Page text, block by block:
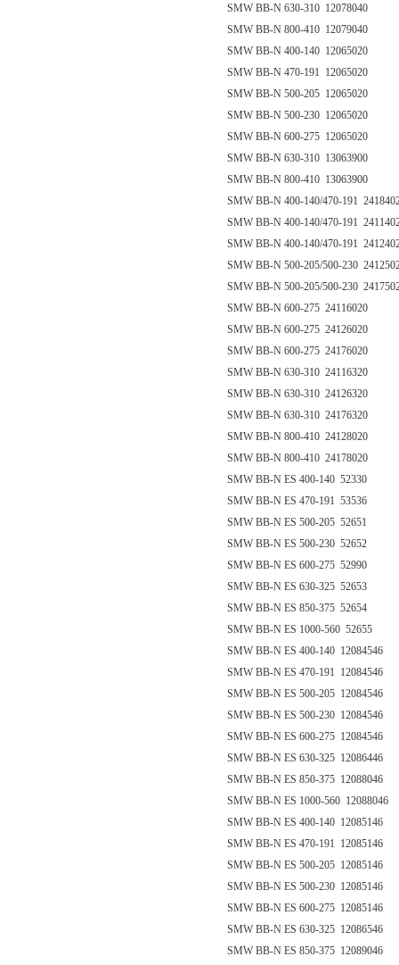
SMW BB-N 630-310 12078040
SMW BB-N 800-410 12079040
SMW BB-N 400-140 12065020
SMW BB-N 470-191 12065020
SMW BB-N 500-205 12065020
SMW BB-N 500-230 12065020
SMW BB-N 600-275 12065020
SMW BB-N 630-310 13063900
SMW BB-N 800-410 13063900
SMW BB-N 400-140/470-191
SMW BB-N 400-140/470-191
SMW BB-N 400-140/470-191
SMW BB-N 500-205/500-230
SMW BB-N 500-205/500-230
SMW BB-N 600-275 24116020
SMW BB-N 600-275 24126020
SMW BB-N 600-275 24176020
SMW BB-N 630-310 24116320
SMW BB-N 630-310 24126320
SMW BB-N 630-310 24176320
SMW BB-N 800-410 24128020
SMW BB-N 800-410 24178020
SMW BB-N ES 400-140 52330
SMW BB-N ES 470-191 53536
SMW BB-N ES 500-205 52651
SMW BB-N ES 500-230 52652
SMW BB-N ES 600-275 52990
SMW BB-N ES 630-325 52653
SMW BB-N ES 850-375 52654
SMW BB-N ES 1000-560 52655
SMW BB-N ES 400-140 12084546
SMW BB-N ES 470-191 12084546
SMW BB-N ES 500-205 12084546
SMW BB-N ES 500-230 12084546
SMW BB-N ES 600-275 12084546
SMW BB-N ES 630-325 12086446
SMW BB-N ES 850-375 12088046
SMW BB-N ES 1000-560 12088046
SMW BB-N ES 400-140 12085146
SMW BB-N ES 470-191 12085146
SMW BB-N ES 500-205 12085146
SMW BB-N ES 500-230 12085146
SMW BB-N ES 600-275 12085146
SMW BB-N ES 630-325 12086546
SMW BB-N ES 850-375 12089046